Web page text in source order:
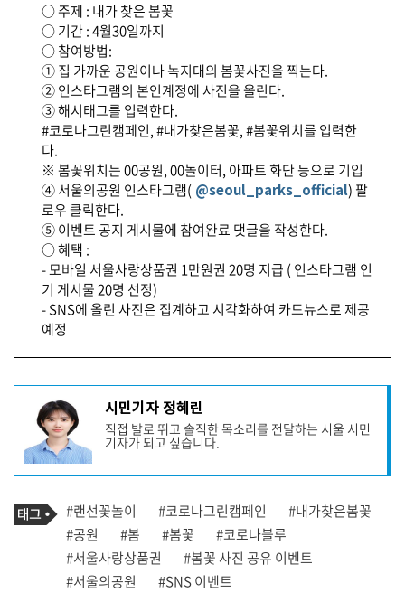
○ 주제 : 내가 찾은 봄꽃
○ 기간 : 4월30일까지
○ 참여방법:
① 집 가까운 공원이나 녹지대의 봄꽃사진을 찍는다.
② 인스타그램의 본인계정에 사진을 올린다.
③ 해시태그를 입력한다.
#코로나그린캠페인, #내가찾은봄꽃, #봄꽃위치를 입력한
다.
※ 봄꽃위치는 00공원, 00놀이터, 아파트 화단 등으로 기입
④ 서울의공원 인스타그램( @seoul_parks_official) 팔
로우 클릭한다.
⑤ 이벤트 공지 게시물에 참여완료 댓글을 작성한다.
○ 혜택 :
- 모바일 서울사랑상품권 1만원권 20명 지급 ( 인스타그램 인
기 게시물 20명 선정)
- SNS에 올린 사진은 집계하고 시각화하여 카드뉴스로 제공
예정
성
자
프
필
시민기자 정혜린
직접 발로 뛰고 솔직한 목소리를 전달하는 서울 시민
기자가 되고 싶습니다.
기
사
관
련
태
그
태
그
#랜선꽃놀이 #코로나그린캠페인
#내가찾은봄꽃
#공원
#봄 #봄꽃
#코로나블루
#서울사랑상품권
#봄꽃 사진 공유 이벤트
#서울의공원
#SNS 이벤트